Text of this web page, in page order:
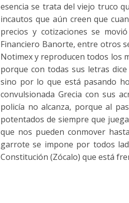
esencia se trata del viejo truco
incautos que aún creen que
precios y cotizaciones se
Financiero Banorte, entre otros
Notimex y reproducen todos los
porque con todas sus letras
sino por lo que está pasando
convulsionada Grecia con sus
policía no alcanza, porque al
potentados de siempre que
que nos pueden conmover
garrote se impone por todos
Constitución (Zócalo) que está